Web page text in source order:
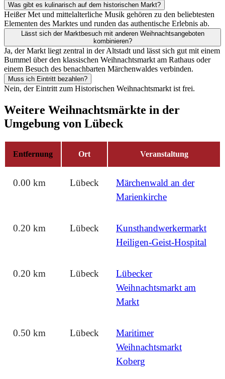
Was gibt es kulinarisch auf dem historischen Markt?
Heißer Met und mittelalterliche Musik gehören zu den beliebtesten
Elementen des Marktes und runden das authentische Erlebnis ab.
Lässt sich der Marktbesuch mit anderen Weihnachtsangeboten
kombinieren?
Ja, der Markt liegt zentral in der Altstadt und lässt sich gut mit einem
Bummel über den klassischen Weihnachtsmarkt am Rathaus oder
einem Besuch des benachbarten Märchenwaldes verbinden.
Muss ich Eintritt bezahlen?
Nein, der Eintritt zum Historischen Weihnachtsmarkt ist frei.
Weitere Weihnachtsmärkte in der
Umgebung von Lübeck
Entfernung Ort Veranstaltung
0.00 km Lübeck
Märchenwald an der
Marienkirche
0.20 km Lübeck
Kunsthandwerkermarkt
Heiligen-Geist-Hospital
0.20 km Lübeck
Lübecker
Weihnachtsmarkt am
Markt
0.50 km Lübeck
Maritimer
Weihnachtsmarkt
Koberg